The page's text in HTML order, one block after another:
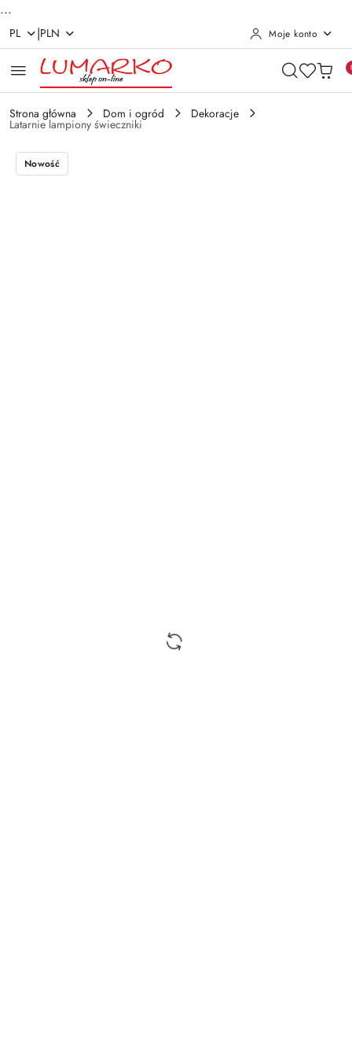
...
Przejdź do treści głównej
Przejdź do wyszukiwarki
Przejdź do moje konto
Przejdź do menu głównego
Przejdź do opisu produktu
Przejdź do stopki
PL |PLN Moje konto
Strona główna Dom i ogród Dekoracje
Latarnie lampiony świeczniki
Nowość